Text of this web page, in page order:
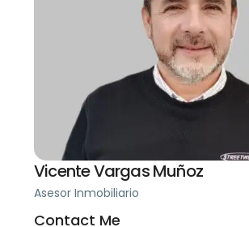
Vicente Vargas Muñoz
Asesor Inmobiliario
Contact Me